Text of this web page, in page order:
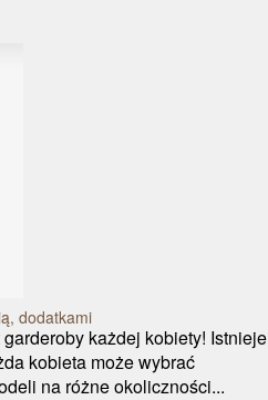
dodatkami
każdej kobiety! Istnieje
kobieta może wybrać
na różne okoliczności...